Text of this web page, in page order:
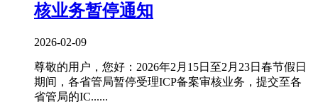
核业务暂停通知
2026-02-09
尊敬的用户，您好：2026年2月15日至2月23日春节假日
期间，各省管局暂停受理ICP备案审核业务，提交至各
省管局的IC......